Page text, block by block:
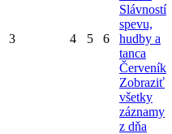
3 4 5 6
Slávností
spevu,
hudby a
tanca
Červeník
Zobraziť
všetky
záznamy
z dňa